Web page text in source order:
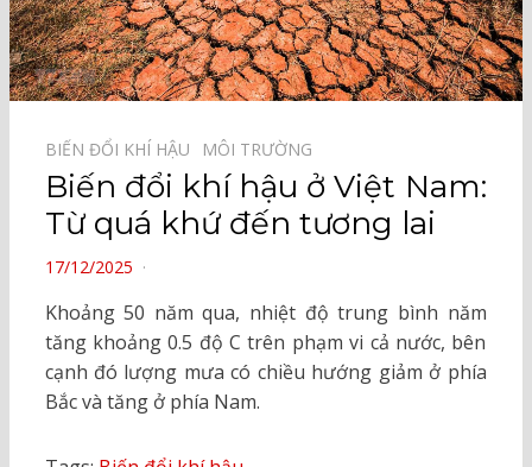
BIẾN ĐỔI KHÍ HẬU⠀ MÔI TRƯỜNG⠀
Biến đổi khí hậu ở Việt Nam:
Từ quá khứ đến tương lai
POSTED
17/12/2025
Khoảng 50 năm qua, nhiệt độ trung bình năm
tăng khoảng 0.5 độ C trên phạm vi cả nước, bên
cạnh đó lượng mưa có chiều hướng giảm ở phía
Bắc và tăng ở phía Nam.